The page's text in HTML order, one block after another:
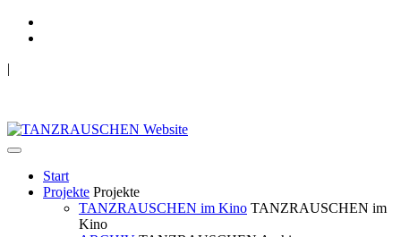
|
Start
Projekte Projekte
TANZRAUSCHEN im Kino TANZRAUSCHEN im
Kino